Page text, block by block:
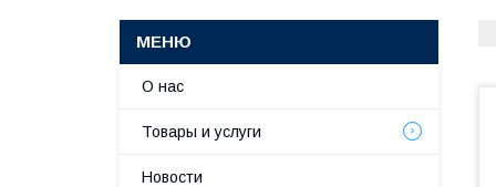
О нас
Товары и услуги
Новости